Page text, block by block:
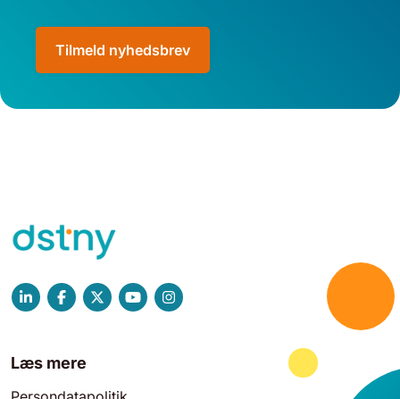
Tilmeld nyhedsbrev
Læs mere